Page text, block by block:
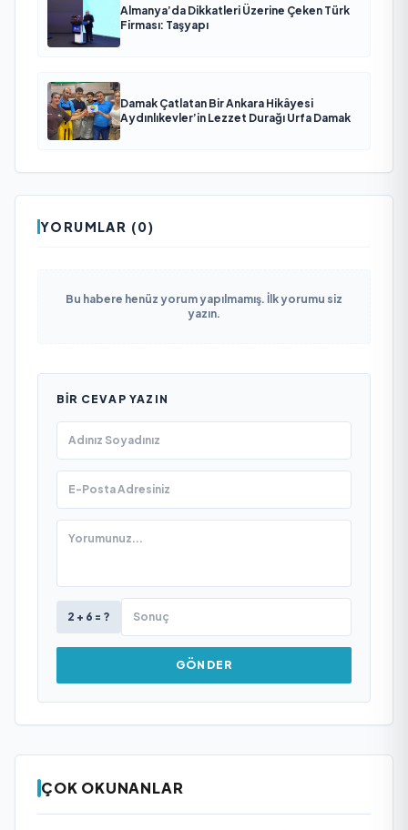
Almanya’da Dikkatleri Üzerine Çeken Türk
Firması: Taşyapı
Damak Çatlatan Bir Ankara Hikâyesi
Aydınlıkevler’in Lezzet Durağı Urfa Damak
YORUMLAR (0)
Bu habere henüz yorum yapılmamış. İlk yorumu siz
yazın.
BIR CEVAP YAZIN
2 + 6 = ?
GÖNDER
ÇOK OKUNANLAR